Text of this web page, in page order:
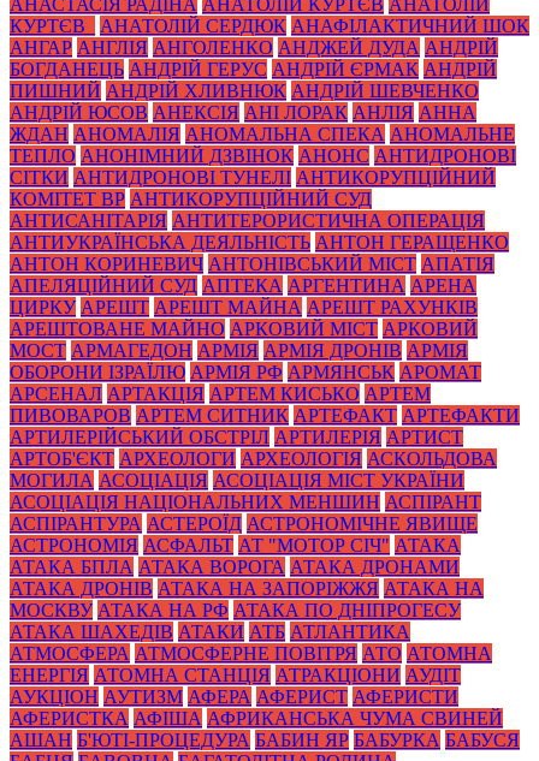
КУРТЄВ_
АНАТОЛІЙ СЕРДЮК АНАФІЛАКТИЧНИЙ ШОК
АНГАР АНГЛІЯ АНГОЛЕНКО АНДЖЕЙ ДУДА АНДРІЙ
БОГДАНЕЦЬ АНДРІЙ ГЕРУС АНДРІЙ ЄРМАК АНДРІЙ
ПИШНИЙ АНДРІЙ ХЛИВНЮК АНДРІЙ ШЕВЧЕНКО
АНДРІЙ ЮСОВ АНЕКСІЯ АНІ ЛОРАК АНЛІЯ АННА
ЖДАН АНОМАЛІЯ АНОМАЛЬНА СПЕКА АНОМАЛЬНЕ
ТЕПЛО АНОНІМНИЙ ДЗВІНОК АНОНС АНТИДРОНОВІ
СІТКИ АНТИДРОНОВІ ТУНЕЛІ АНТИКОРУПЦІЙНИЙ
КОМІТЕТ ВР АНТИКОРУПЦІЙНИЙ СУД
АНТИСАНІТАРІЯ АНТИТЕРОРИСТИЧНА ОПЕРАЦІЯ
АНТИУКРАЇНСЬКА ДЕЯЛЬНІСТЬ АНТОН ГЕРАЩЕНКО
АНТОН КОРИНЕВИЧ АНТОНІВСЬКИЙ МІСТ АПАТІЯ
АПЕЛЯЦІЙНИЙ СУД АПТЕКА АРГЕНТИНА АРЕНА
ЦИРКУ АРЕШТ АРЕШТ МАЙНА АРЕШТ РАХУНКІВ
АРЕШТОВАНЕ МАЙНО АРКОВИЙ МІСТ АРКОВИЙ
МОСТ АРМАГЕДОН АРМІЯ АРМІЯ ДРОНІВ АРМІЯ
ОБОРОНИ ІЗРАЇЛЮ АРМІЯ РФ АРМЯНСЬК АРОМАТ
АРСЕНАЛ АРТАКЦІЯ АРТЕМ КИСЬКО АРТЕМ
ПИВОВАРОВ АРТЕМ СИТНИК АРТЕФАКТ АРТЕФАКТИ
АРТИЛЕРІЙСЬКИЙ ОБСТРІЛ АРТИЛЕРІЯ АРТИСТ
АРТОБ'ЄКТ АРХЕОЛОГИ АРХЕОЛОГІЯ АСКОЛЬДОВА
МОГИЛА АСОЦІАЦІЯ АСОЦІАЦІЯ МІСТ УКРАЇНИ
АСОЦІАЦІЯ НАЦІОНАЛЬНИХ МЕНШИН АСПІРАНТ
АСПІРАНТУРА АСТЕРОЇД АСТРОНОМІЧНЕ ЯВИЩЕ
АСТРОНОМІЯ АСФАЛЬТ АТ "МОТОР СІЧ" АТАКА
АТАКА БПЛА АТАКА ВОРОГА АТАКА ДРОНАМИ
АТАКА ДРОНІВ АТАКА НА ЗАПОРІЖЖЯ АТАКА НА
МОСКВУ АТАКА НА РФ АТАКА ПО ДНІПРОГЕСУ
АТАКА ШАХЕДІВ АТАКИ АТБ АТЛАНТИКА
АТМОСФЕРА АТМОСФЕРНЕ ПОВІТРЯ АТО АТОМНА
ЕНЕРГІЯ АТОМНА СТАНЦІЯ АТРАКЦІОНИ АУДІТ
АУКЦІОН АУТИЗМ АФЕРА АФЕРИСТ АФЕРИСТИ
АФЕРИСТКА АФІША АФРИКАНСЬКА ЧУМА СВИНЕЙ
АШАН Б'ЮТІ-ПРОЦЕДУРА БАБИН ЯР БАБУРКА БАБУСЯ